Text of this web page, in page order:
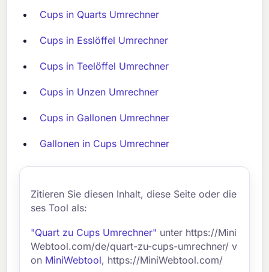
Cups in Quarts Umrechner
Cups in Esslöffel Umrechner
Cups in Teelöffel Umrechner
Cups in Unzen Umrechner
Cups in Gallonen Umrechner
Gallonen in Cups Umrechner
Zitieren Sie diesen Inhalt, diese Seite oder die
ses Tool als:
"Quart zu Cups Umrechner" unter https://Mini
Webtool.com/de/quart-zu-cups-umrechner/ v
on MiniWebtool, https://MiniWebtool.com/